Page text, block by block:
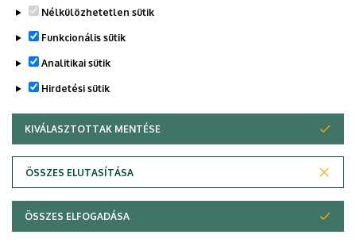
Tudóstér profil
Adatvédelem
Copyright © 2026 Unideb
Nélkülözhetetlen sütik
Funkcionális sütik
Analitikai sütik
Hirdetési sütik
KIVÁLASZTOTTAK MENTÉSE
ÖSSZES ELUTASÍTÁSA
WITHDRAW CONSENT
ÖSSZES ELFOGADÁSA